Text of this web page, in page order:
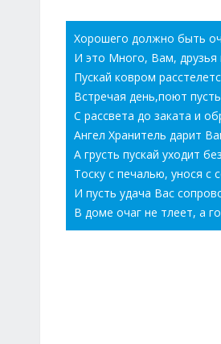
Хорошего должно быть
И это Много, Вам, друзья
Пускай ковром
Встречая день,поют
С рассвета до заката и
Ангел Хранитель дарит
А грусть пускай уходит
Тоску с печалью, унося с
И пусть удача Вас
В доме очаг не